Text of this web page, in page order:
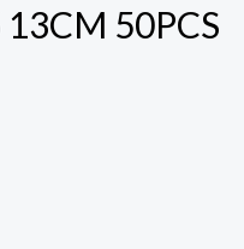
50PCS